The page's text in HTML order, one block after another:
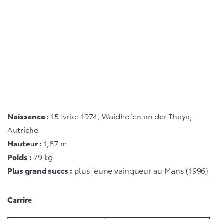
Naissance : 15 fvrier 1974, Waidhofen an der Thaya,
Autriche
Hauteur : 1,87 m
Poids : 79 kg
Plus grand succs : plus jeune vainqueur au Mans (1996)
Carrire